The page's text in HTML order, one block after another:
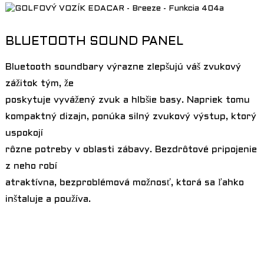
BLUETOOTH SOUND PANEL
Bluetooth soundbary výrazne zlepšujú váš zvukový
zážitok tým, že
poskytuje vyvážený zvuk a hlbšie basy. Napriek tomu
kompaktný dizajn, ponúka silný zvukový výstup, ktorý
uspokojí
rôzne potreby v oblasti zábavy. Bezdrôtové pripojenie
z neho robí
atraktívna, bezproblémová možnosť, ktorá sa ľahko
inštaluje a používa.